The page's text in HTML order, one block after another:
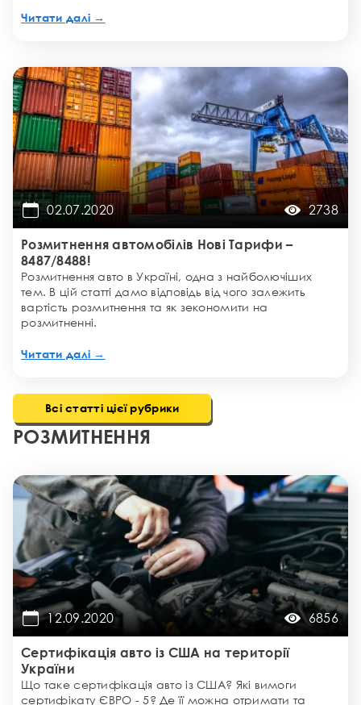
Читати далі →
02.07.2020 2738
Розмитнення автомобілів Нові Тарифи –
8487/8488!
Розмитнення авто в Україні, одна з найболючіших
тем. В цій статті дамо відповідь від чого залежить
вартість розмитнення та як зекономити на
розмитненні.
Читати далі →
Всі статті цієї рубрики
РОЗМИТНЕННЯ
12.09.2020 6856
Сертифікація авто із США на території
України
Що таке сертифікація авто із США? Які вимоги
сертифікату ЄВРО - 5? Де її можна отримати та